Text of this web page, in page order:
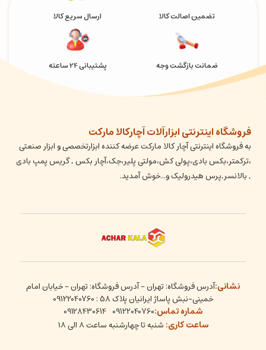
تضمین اصالت کالا ارسال سریع کالا
ضمانت بازگشت وجه پشتیبانی 24 ساعته
فروشگاه اینترنتی ابزارآلات آچارکالا مارکت
به فروشگاه اینترنتی آچار کالا مارکت عرضه کننده ابزارتخصصی و ابزار صنعتی
،ترکمتر،بکس بادی،پولی کش،مولتی پلیر،جک،آچار بکس , گریس پمپ بادی
, بالانسر,پرس هیدرولیک و...خوش آمدید.
نشانی:آدرس فروشگاه: تهران - آدرس فروشگاه: تهران - خیابان امام
خمینی-نبش پاساژ ایرانیان پلاک 58 : 09122040760
شماره تماس:09122040760
09128430614
ساعت کاری: شنبه تا چهارشنبه ساعت ۸ الی ۱۸